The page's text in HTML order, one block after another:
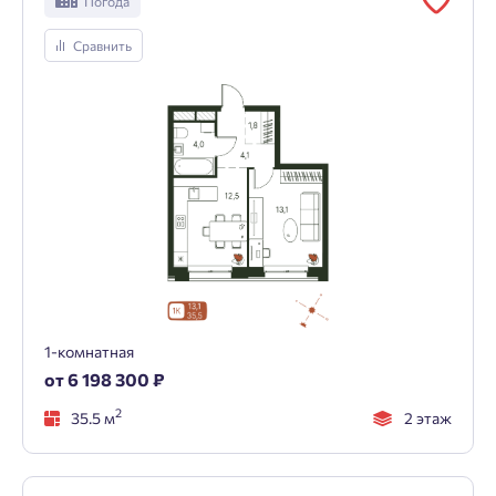
Сравнить
1-комнатная
от 6 198 300 ₽
35.5 м2 2 этаж